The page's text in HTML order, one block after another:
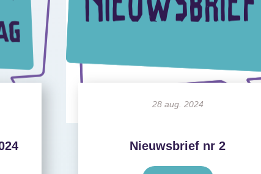
Nieuwsbrief nr 2
28 aug. 2024